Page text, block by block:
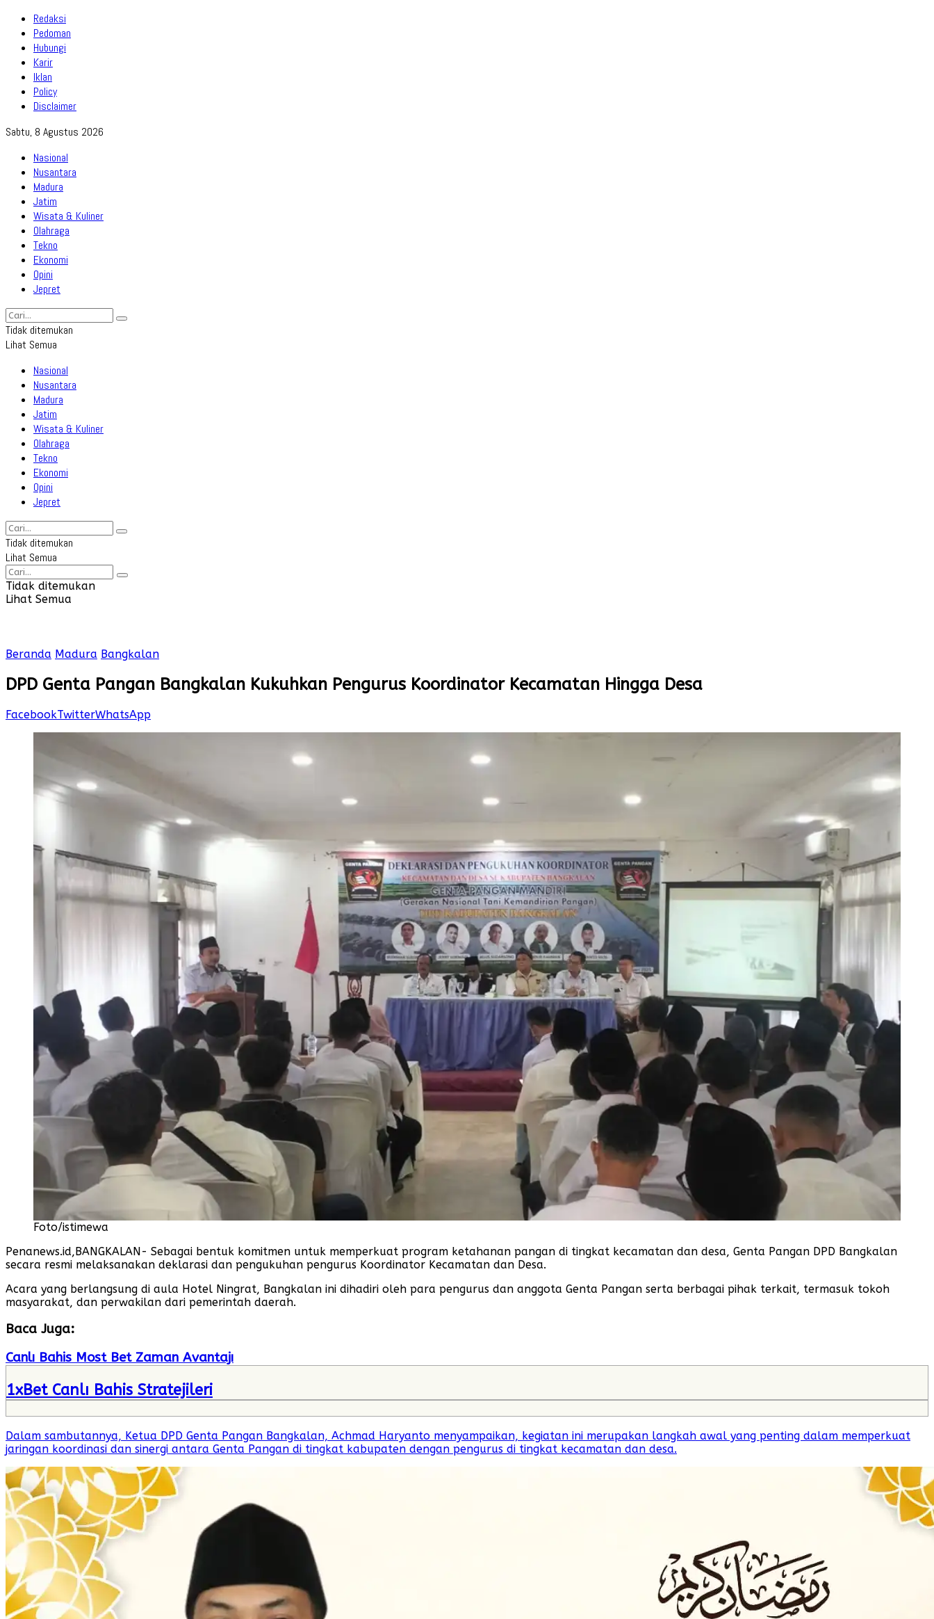
Redaksi
Pedoman
Hubungi
Karir
Iklan
Policy
Disclaimer
Sabtu, 8 Agustus 2026
Nasional
Nusantara
Madura
Jatim
Wisata & Kuliner
Olahraga
Tekno
Ekonomi
Opini
Jepret
Tidak ditemukan
Lihat Semua
Nasional
Nusantara
Madura
Jatim
Wisata & Kuliner
Olahraga
Tekno
Ekonomi
Opini
Jepret
Tidak ditemukan
Lihat Semua
Tidak ditemukan
Lihat Semua
Beranda Madura Bangkalan
DPD Genta Pangan Bangkalan Kukuhkan Pengurus Koordinator Kecamatan Hingga Desa
FacebookTwitterWhatsApp
Foto/istimewa
Penanews.id,BANGKALAN- Sebagai bentuk komitmen untuk memperkuat program ketahanan pangan di tingkat kecamatan dan desa, Genta Pangan DPD Bangkalan
secara resmi melaksanakan deklarasi dan pengukuhan pengurus Koordinator Kecamatan dan Desa.
Acara yang berlangsung di aula Hotel Ningrat, Bangkalan ini dihadiri oleh para pengurus dan anggota Genta Pangan serta berbagai pihak terkait, termasuk tokoh
masyarakat, dan perwakilan dari pemerintah daerah.
Baca Juga:
Canlı Bahis Most Bet Zaman Avantajı
1xBet Canlı Bahis Stratejileri
Dalam sambutannya, Ketua DPD Genta Pangan Bangkalan, Achmad Haryanto menyampaikan, kegiatan ini merupakan langkah awal yang penting dalam memperkuat
jaringan koordinasi dan sinergi antara Genta Pangan di tingkat kabupaten dengan pengurus di tingkat kecamatan dan desa.